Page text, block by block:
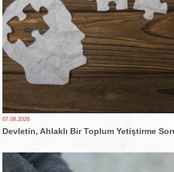
07.08.2026
Devletin, Ahlaklı Bir Toplum Yetiştirme